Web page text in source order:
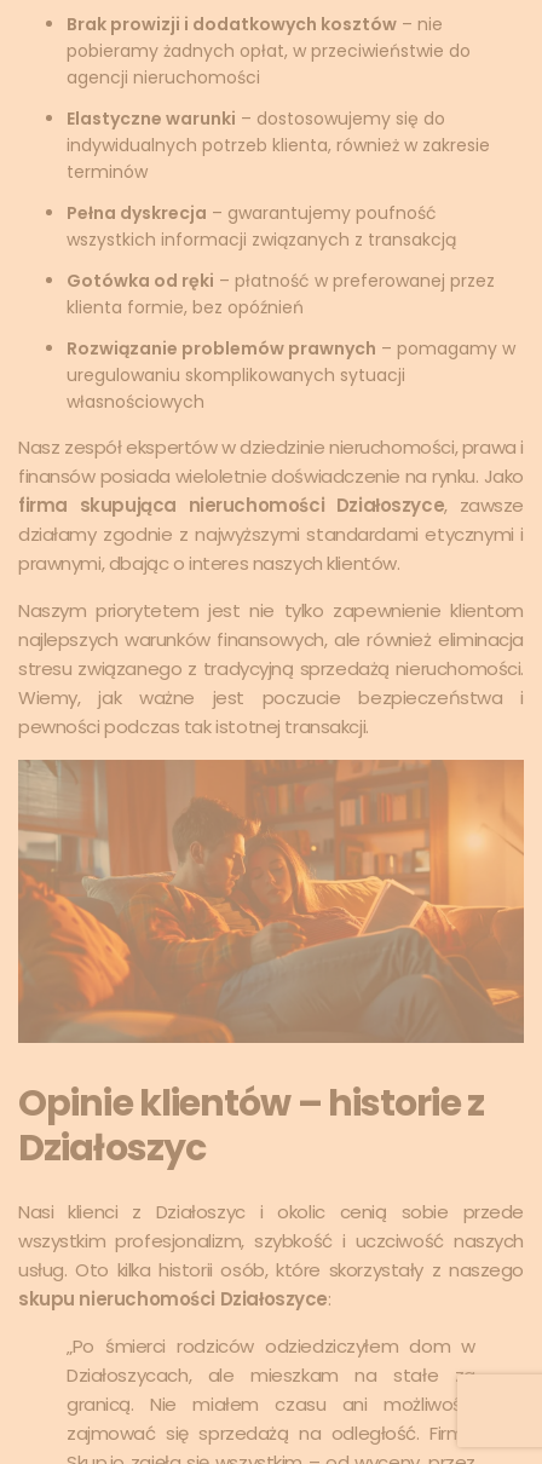
Brak prowizji i dodatkowych kosztów – nie
pobieramy żadnych opłat, w przeciwieństwie do
agencji nieruchomości
Elastyczne warunki – dostosowujemy się do
indywidualnych potrzeb klienta, również w zakresie
terminów
Pełna dyskrecja – gwarantujemy poufność
wszystkich informacji związanych z transakcją
Gotówka od ręki – płatność w preferowanej przez
klienta formie, bez opóźnień
Rozwiązanie problemów prawnych – pomagamy w
uregulowaniu skomplikowanych sytuacji
własnościowych
Nasz zespół ekspertów w dziedzinie nieruchomości, prawa i
finansów posiada wieloletnie doświadczenie na rynku. Jako
firma skupująca nieruchomości Działoszyce, zawsze
działamy zgodnie z najwyższymi standardami etycznymi i
prawnymi, dbając o interes naszych klientów.
Naszym priorytetem jest nie tylko zapewnienie klientom
najlepszych warunków finansowych, ale również eliminacja
stresu związanego z tradycyjną sprzedażą nieruchomości.
Wiemy, jak ważne jest poczucie bezpieczeństwa i
pewności podczas tak istotnej transakcji.
Opinie klientów – historie z
Działoszyc
Nasi klienci z Działoszyc i okolic cenią sobie przede
wszystkim profesjonalizm, szybkość i uczciwość naszych
usług. Oto kilka historii osób, które skorzystały z naszego
skupu nieruchomości Działoszyce:
„Po śmierci rodziców odziedziczyłem dom w
Działoszycach, ale mieszkam na stałe za
granicą. Nie miałem czasu ani możliwości
zajmować się sprzedażą na odległość. Firma